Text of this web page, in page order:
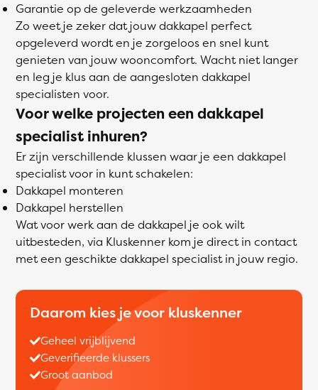
Garantie op de geleverde werkzaamheden
Zo weet je zeker dat jouw dakkapel perfect
opgeleverd wordt en je zorgeloos en snel kunt
genieten van jouw wooncomfort. Wacht niet langer
en leg je klus aan de aangesloten dakkapel
specialisten voor.
Voor welke projecten een dakkapel
specialist inhuren?
Er zijn verschillende klussen waar je een dakkapel
specialist voor in kunt schakelen:
Dakkapel monteren
Dakkapel herstellen
Wat voor werk aan de dakkapel je ook wilt
uitbesteden, via Kluskenner kom je direct in contact
met een geschikte dakkapel specialist in jouw regio.
Daarom kies je voor kluskenner
Geheel vrijblijvend
Geverifieerde klussers
Groot aanbod